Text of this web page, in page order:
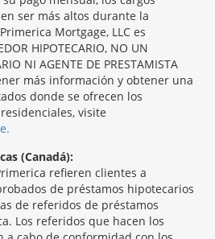
ser más altos durante la
Mortgage, LLC es
HIPOTECARIO, NO UN
NI AGENTE DE PRESTAMISTA
más información y obtener una
donde se ofrecen los
visite
(Canadá):
refieren clientes a
de préstamos hipotecarios
de referidos de préstamos
Los referidos que hacen los